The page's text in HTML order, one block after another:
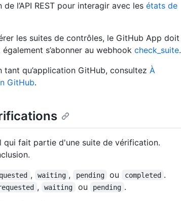
l’API REST pour interagir avec les états de
les suites de contrôles, le GitHub App doit
s’abonner au webhook check_suite.
tant qu’application GitHub, consultez À
GitHub.
fait partie d'une suite de vérification.
, waiting , pending ou completed .
, waiting ou pending .